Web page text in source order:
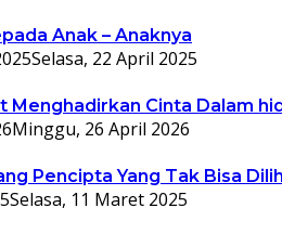
Anak – Anaknya
Selasa, 22 April 2025
Menghadirkan Cinta Dalam
Minggu, 26 April 2026
Pencipta Yang Tak Bisa
Selasa, 11 Maret 2025